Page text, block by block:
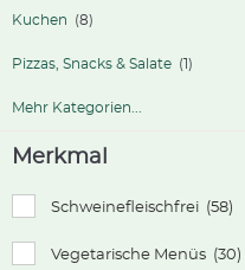
Kuchen (8)
Pizzas, Snacks & Salate (1)
Mehr Kategorien...
Merkmal
Schweinefleischfrei (58)
Vegetarische Menüs (30)